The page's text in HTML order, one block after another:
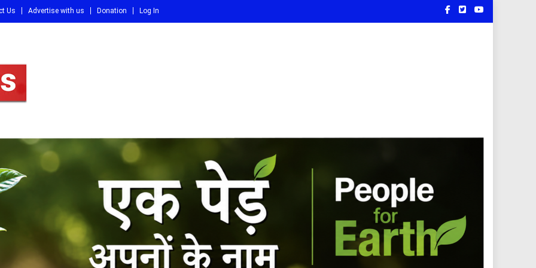
Us Advertise with us Donation Log In